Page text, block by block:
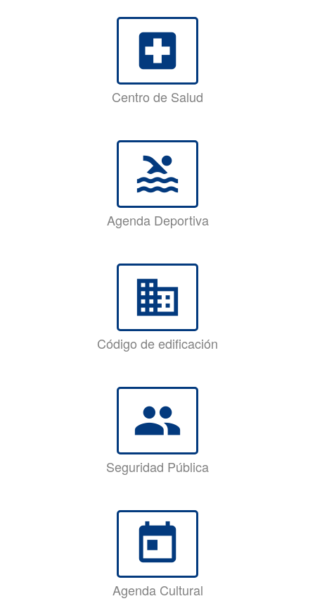
local_hospital
Centro de Salud
pool
Agenda Deportiva
business
Código de edificación
group
Seguridad Pública
today
Agenda Cultural